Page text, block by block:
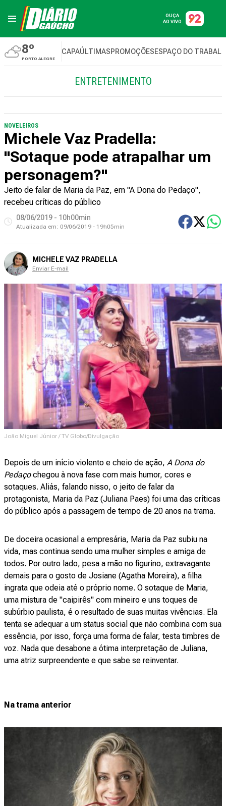
OUÇA
AO VIVO
8º
PORTO ALEGRE
CAPAÚLTIMASPROMOÇÕESESPAÇO DO
ENTRETENIMENTO
NOVELEIROS
Michele Vaz Pradella:
"Sotaque pode atrapalhar um
personagem?"
Jeito de falar de Maria da Paz, em "A Dona do Pedaço",
recebeu críticas do público
08/06/2019 - 10h00min
Atualizada em: 09/06/2019 - 19h05min
MICHELE VAZ PRADELLA
Enviar E-mail
João Miguel Júnior / TV Globo/Divulgação
Depois de um início violento e cheio de ação, A Dona do
Pedaçochegou à nova fase com mais humor, cores e
sotaques. Aliás, falando nisso, o jeito de falar da
protagonista, Maria da Paz (Juliana Paes) foi uma das críticas
do público após a passagem de tempo de 20 anos na trama.
De doceira ocasional a empresária, Maria da Paz subiu na
vida, mas continua sendo uma mulher simples e amiga de
todos. Por outro lado, pesa a mão no figurino, extravagante
demais para o gosto de Josiane (Agatha Moreira), a filha
ingrata que odeia até o próprio nome. O sotaque de Maria,
uma mistura de "caipirês" com mineiro e uns toques de
subúrbio paulista, é o resultado de suas muitas vivências. Ela
tenta se adequar a um status social que não combina com sua
essência, por isso, força uma forma de falar, testa timbres de
voz. Nada que desabone a ótima interpretação de Juliana,
uma atriz surpreendente e que sabe se reinventar.
Na trama anterior